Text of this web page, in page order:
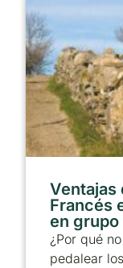
Ventajas
Francés
en grupo
¿Por qué
pedalear